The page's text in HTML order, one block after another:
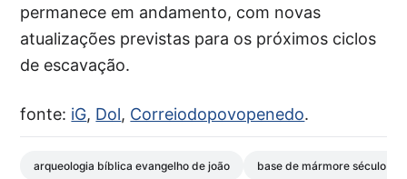
permanece em andamento, com novas
atualizações previstas para os próximos ciclos
de escavação.
fonte: iG, Dol, Correiodopovopenedo.
arqueologia bíblica evangelho de joão base de mármore século iv